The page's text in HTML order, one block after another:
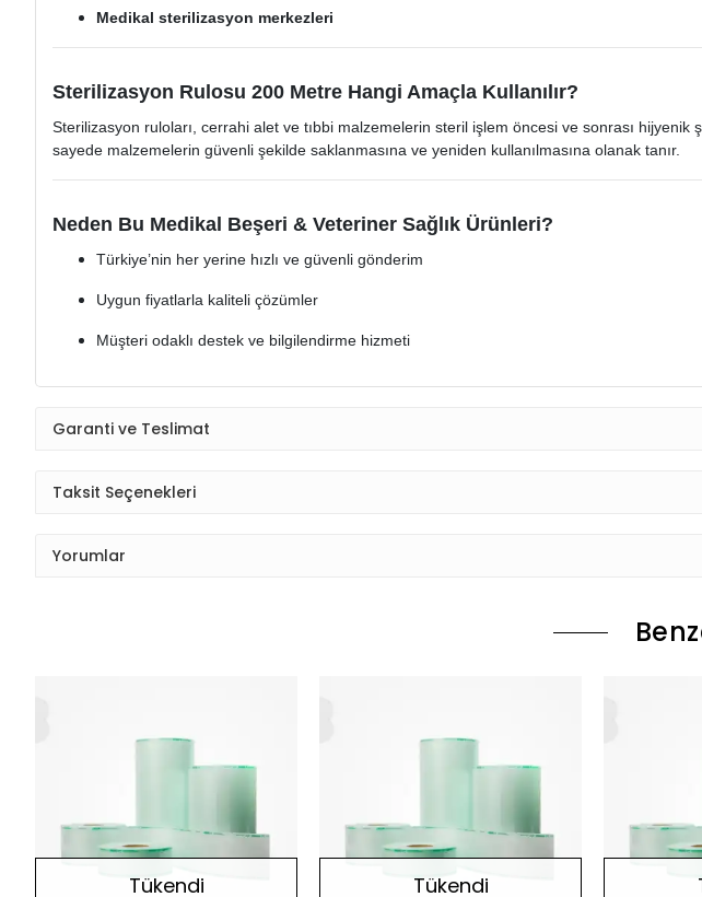
Medikal sterilizasyon merkezleri
Sterilizasyon Rulosu 200 Metre Hangi Amaçla Kullanılır?
Sterilizasyon ruloları, cerrahi alet ve tıbbi malzemelerin steril işlem öncesi ve sonrası hijyenik
sayede malzemelerin güvenli şekilde saklanmasına ve yeniden kullanılmasına olanak tanır.
Neden Bu Medikal Beşeri & Veteriner Sağlık Ürünleri?
Türkiye’nin her yerine hızlı ve güvenli gönderim
Uygun fiyatlarla kaliteli çözümler
Müşteri odaklı destek ve bilgilendirme hizmeti
Garanti ve Teslimat
Taksit Seçenekleri
Yorumlar
Tükendi Tükendi